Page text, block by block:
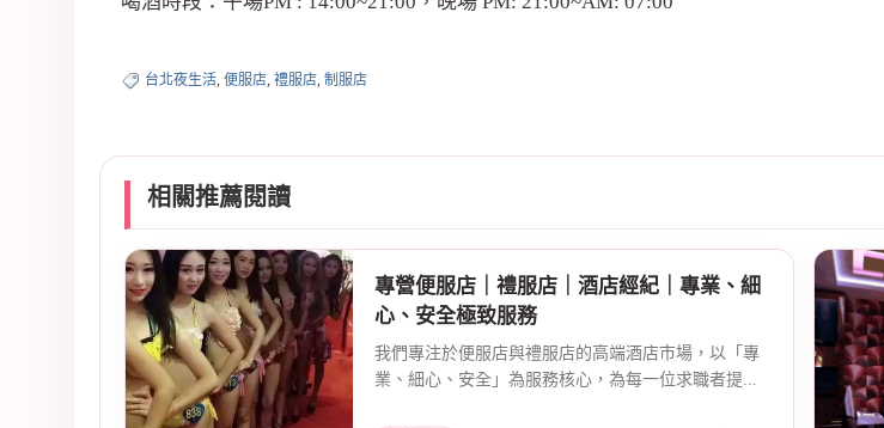
台北夜生活, 便服店, 禮服店, 制服店
相關推薦閱讀
專營便服店｜禮服店｜酒店經紀｜專業、細
心、安全極致服務
我們專注於便服店與禮服店的高端酒店市場，以「專
業、細心、安全」為服務核心，為每一位求職者提...